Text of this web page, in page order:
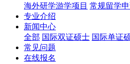
海外研学游学项目 常规留学
专业介绍
新闻中心
全部 国际双证硕士 国际单证
常见问题
在线报名